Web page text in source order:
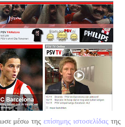
μέσω τηςεπίσημης ιστοσελίδαςτης